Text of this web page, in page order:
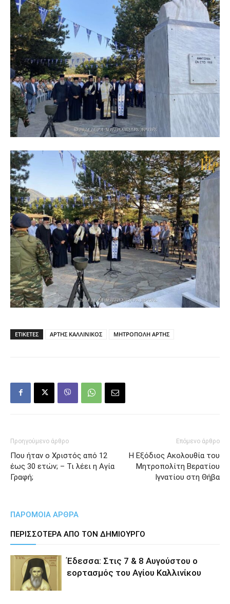
ΕΤΙΚΕΤΕΣ ΑΡΤΗΣ ΚΑΛΛΙΝΙΚΟΣ ΜΗΤΡΟΠΟΛΗ ΑΡΤΗΣ
Προηγούμενο άρθρο
Που ήταν ο Χριστός από 12
έως 30 ετών; – Τι λέει η Αγία
Γραφή;
Επόμενο άρθρο
Η Εξόδιος Ακολουθία του
Μητροπολίτη Βερατίου
Ιγνατίου στη Θήβα
ΠΑΡΟΜΟΙΑ ΑΡΘΡΑ
ΠΕΡΙΣΣΟΤΕΡΑ ΑΠΟ ΤΟΝ ΔΗΜΙΟΥΡΓΟ
Έδεσσα: Στις 7 & 8 Αυγούστου ο
εορτασμός του Αγίου Καλλινίκου